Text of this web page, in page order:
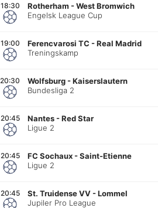
18:30 Rotherham -West Bromwich
Engelsk League Cup
19:00 Ferencvarosi TC -Real Madrid
Treningskamp
20:30 Wolfsburg -Kaiserslautern
Bundesliga 2
20:45 Nantes -Red Star
Ligue 2
20:45 FC Sochaux -Saint-Etienne
Ligue 2
20:45 St. Truidense VV -Lommel
Jupiler Pro League